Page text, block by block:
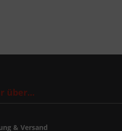
über...
& Versand